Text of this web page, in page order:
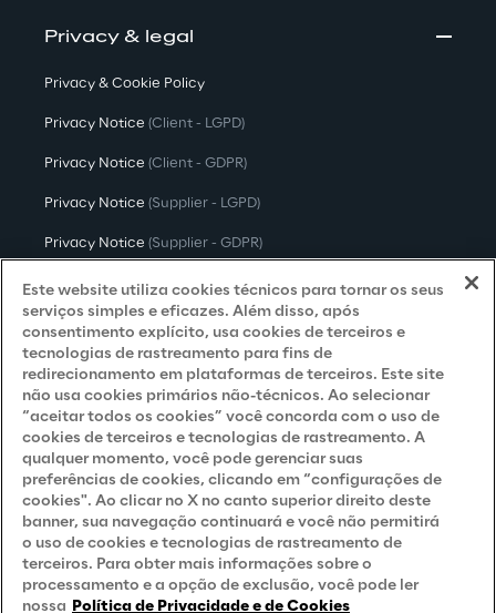
Privacy & legal
Privacy & Cookie Policy
Privacy Notice (Client - LGPD)
Privacy Notice (Client - GDPR)
Privacy Notice (Supplier - LGPD)
Privacy Notice (Supplier - GDPR)
Privacy Notice (Candidate - LGPD)
Privacy Notice (Candidate - GDPR)
Privacy Notice
Accessibility Statement
Careers
Contacts
Este website utiliza cookies técnicos para tornar os seus
serviços simples e eficazes. Além disso, após
consentimento explícito, usa cookies de terceiros e
tecnologias de rastreamento para fins de
redirecionamento em plataformas de terceiros. Este site
não usa cookies primários não-técnicos. Ao selecionar
“aceitar todos os cookies” você concorda com o uso de
cookies de terceiros e tecnologias de rastreamento. A
qualquer momento, você pode gerenciar suas
preferências de cookies, clicando em “configurações de
cookies". Ao clicar no X no canto superior direito deste
banner, sua navegação continuará e você não permitirá
o uso de cookies e tecnologias de rastreamento de
terceiros. Para obter mais informações sobre o
processamento e a opção de exclusão, você pode ler
nossa Política de Privacidade e de Cookies